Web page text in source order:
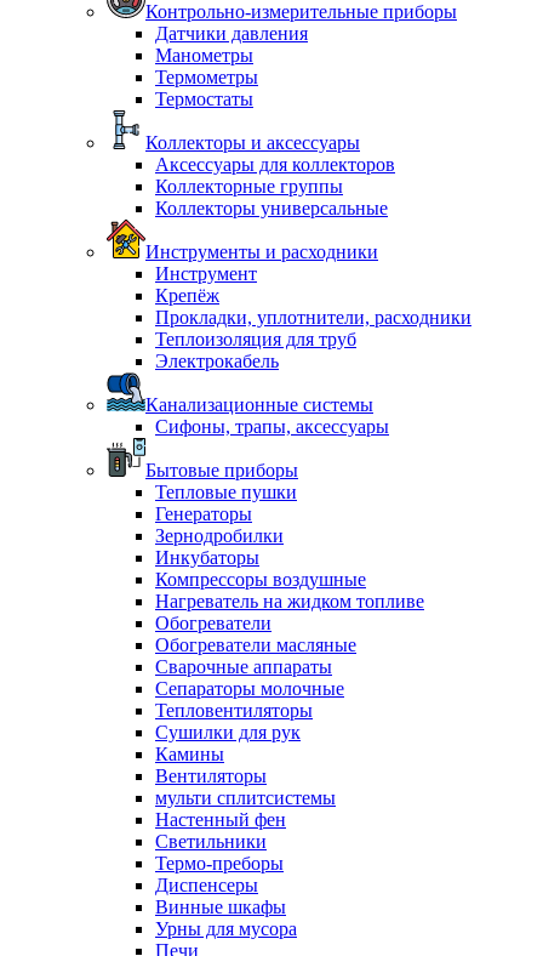
Контрольно-измерительные приборы
Датчики давления
Манометры
Термометры
Термостаты
Коллекторы и аксессуары
Аксессуары для коллекторов
Коллекторные группы
Коллекторы универсальные
Инструменты и расходники
Инструмент
Крепёж
Прокладки, уплотнители, расходники
Теплоизоляция для труб
Электрокабель
Канализационные системы
Сифоны, трапы, аксессуары
Бытовые приборы
Тепловые пушки
Генераторы
Зернодробилки
Инкубаторы
Компрессоры воздушные
Нагреватель на жидком топливе
Обогреватели
Обогреватели масляные
Сварочные аппараты
Сепараторы молочные
Тепловентиляторы
Сушилки для рук
Камины
Вентиляторы
мульти сплитсистемы
Настенный фен
Светильники
Термо-преборы
Диспенсеры
Винные шкафы
Урны для мусора
Печи